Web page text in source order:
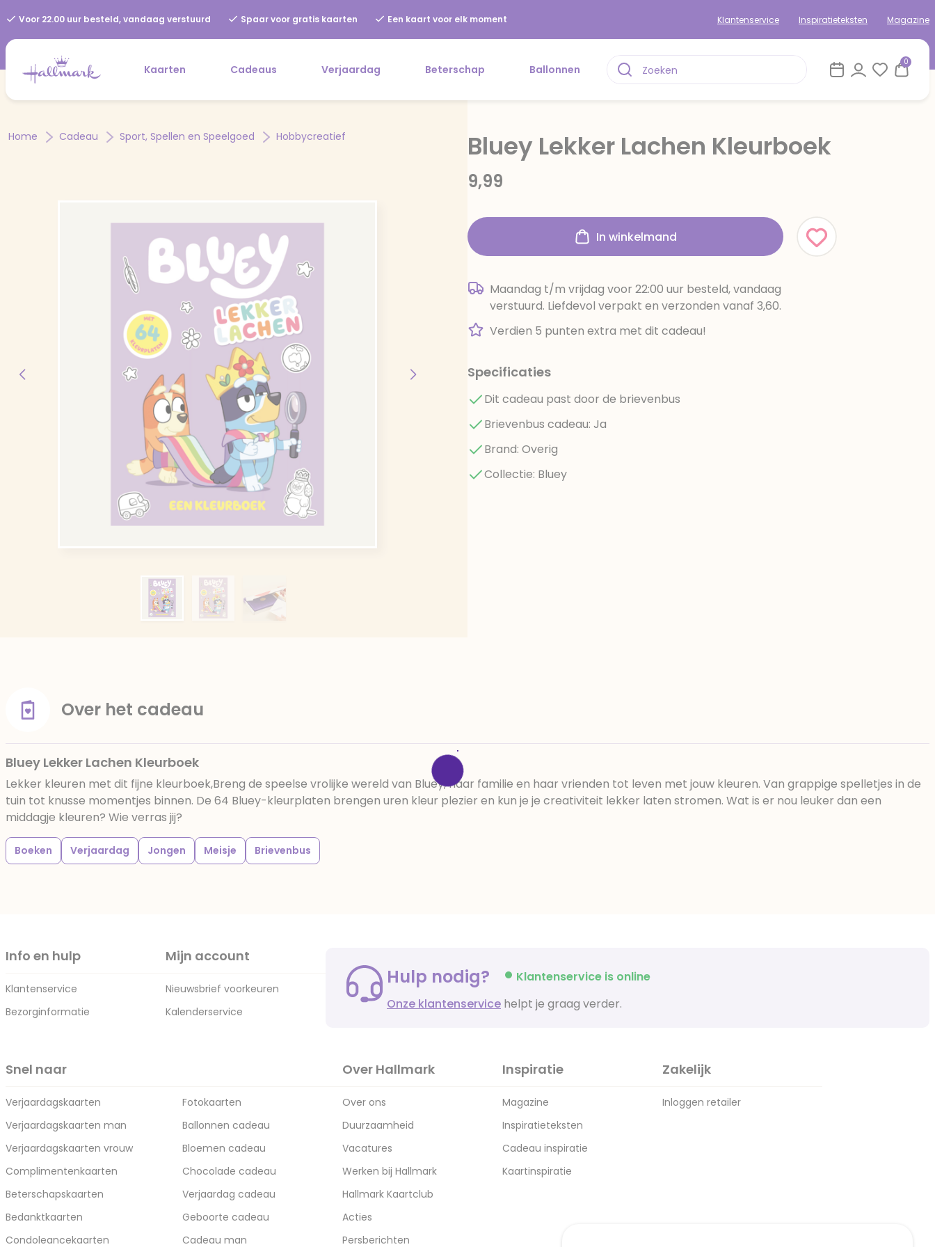
Voor 22.00 uur besteld, vandaag verstuurd Spaar voor gratis kaarten Een kaart voor elk moment Klantenservice Inspiratieteksten Magazine
Kaarten Cadeaus Verjaardag Beterschap Ballonnen
0
Home Cadeau Sport, Spellen en Speelgoed Hobbycreatief Bluey Lekker Lachen Kleurboek
9,99
In winkelmand
Maandag t/m vrijdag voor 22:00 uur besteld, vandaag
verstuurd. Liefdevol verpakt en verzonden vanaf 3,60.
Verdien 5 punten extra met dit cadeau!
Specificaties
Dit cadeau past door de brievenbus
Brievenbus cadeau: Ja
Brand: Overig
Collectie: Bluey
Over het cadeau
Bluey Lekker Lachen Kleurboek
Lekker kleuren met dit fijne kleurboek,Breng de speelse vrolijke wereld van Bluey, haar familie en haar vrienden tot leven met jouw kleuren. Van grappige spelletjes in de
tuin tot knusse momentjes binnen. De 64 Bluey-kleurplaten brengen uren kleur plezier en kun je je creativiteit lekker laten stromen. Wat is er nou leuker dan een
middagje kleuren? Wie verras jij?
Boeken Verjaardag Jongen Meisje Brievenbus
Info en hulp
Klantenservice
Bezorginformatie
Mijn account
Nieuwsbrief voorkeuren
Kalenderservice
Hulp nodig?
Klantenservice is online
Onze klantenservice helpt je graag verder.
Snel naar
Verjaardagskaarten
Verjaardagskaarten man
Verjaardagskaarten vrouw
Complimentenkaarten
Beterschapskaarten
Bedanktkaarten
Condoleancekaarten
Fotokaarten
Ballonnen cadeau
Bloemen cadeau
Chocolade cadeau
Verjaardag cadeau
Geboorte cadeau
Cadeau man
Over Hallmark
Over ons
Duurzaamheid
Vacatures
Werken bij Hallmark
Hallmark Kaartclub
Acties
Persberichten
Inspiratie
Magazine
Inspiratieteksten
Cadeau inspiratie
Kaartinspiratie
Zakelijk
Inloggen retailer